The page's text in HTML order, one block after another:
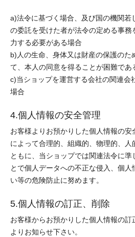
a)法令に基づく場合、及び国の機関若
の委託を受けた者が法令の定める事務
力する必要がある場合
b)人の生命、身体又は財産の保護のた
て、本人の同意を得ることが困難であ
c)当ショップを運営する会社の関連会
場合
4.個人情報の安全管理
お客様よりお預かりした個人情報の
によって合理的、組織的、物理的、人
ともに、当ショップでは関連法令に準
とで個人データへの不正な侵入、個人
い等の危険防止に努めます。
5.個人情報の訂正、削除
お客様からお預かりした個人情報の
よりお知らせ下さい。